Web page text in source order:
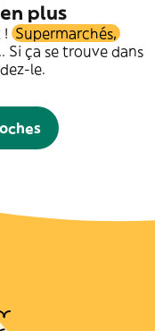
plus
! Supermarchés,
Si ça se trouve dans
le.